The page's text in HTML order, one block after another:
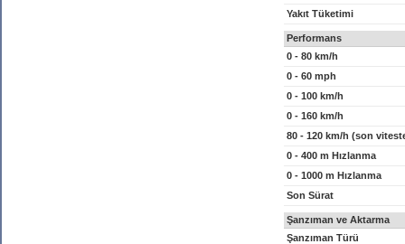
Yakıt Tüketimi
Performans
0 - 80 km/h
0 - 60 mph
0 - 100 km/h
0 - 160 km/h
80 - 120 km/h (son
0 - 400 m Hızlanma
0 - 1000 m Hızlanma
Son Sürat
Şanzıman ve Aktarma
Şanzıman Türü